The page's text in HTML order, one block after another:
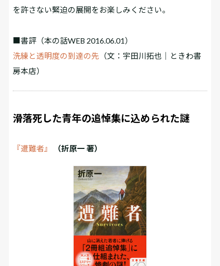
を許さない緊迫の展開をお楽しみください。
■書評 （本の話WEB 2016.06.01）
洗練と透明度の到達の先 （文：宇田川拓也｜ときわ書
房本店）
滑落死した青年の追悼集に込められた謎
『遭難者』 （折原一 著）